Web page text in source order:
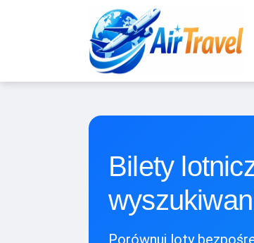
Bilety
Porównuj loty